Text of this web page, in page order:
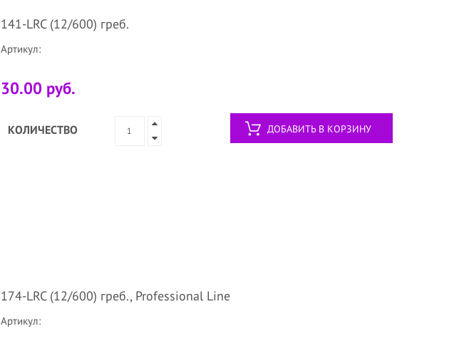
141-LRC (12/600) греб.
Артикул:
30.00 руб.
КОЛИЧЕСТВО ДОБАВИТЬ В КОРЗИНУ
174-LRC (12/600) греб., Professional Line
Артикул: